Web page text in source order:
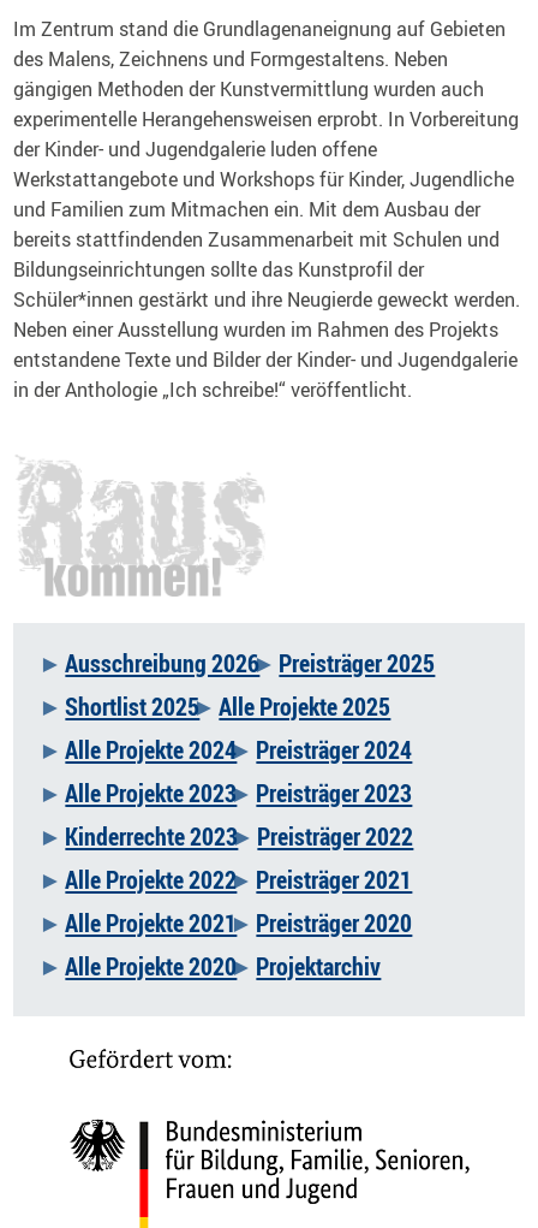
Im Zentrum stand die Grundlagenaneignung auf Gebieten
des Malens, Zeichnens und Formgestaltens. Neben
gängigen Methoden der Kunstvermittlung wurden auch
experimentelle Herangehensweisen erprobt. In Vorbereitung
der Kinder- und Jugendgalerie luden offene
Werkstattangebote und Workshops für Kinder, Jugendliche
und Familien zum Mitmachen ein. Mit dem Ausbau der
bereits stattfindenden Zusammenarbeit mit Schulen und
Bildungseinrichtungen sollte das Kunstprofil der
Schüler*innen gestärkt und ihre Neugierde geweckt werden.
Neben einer Ausstellung wurden im Rahmen des Projekts
entstandene Texte und Bilder der Kinder- und Jugendgalerie
in der Anthologie „Ich schreibe!“ veröffentlicht.
Navigation
überspringen
Ausschreibung 2026
Preisträger 2025
Shortlist 2025 Alle Projekte 2025
Alle Projekte 2024
Preisträger 2024
Alle Projekte 2023
Preisträger 2023
Kinderrechte 2023
Preisträger 2022
Alle Projekte 2022
Preisträger 2021
Alle Projekte 2021
Preisträger 2020
Alle Projekte 2020
Projektarchiv